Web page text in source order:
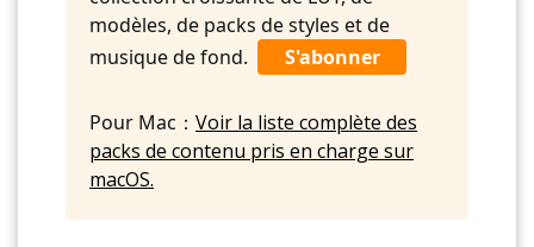
12. Sound Effect - Olive Oil Glug
13. Sound Effect - Pour Water In Hot Pan
14. Sound Effect - Pouring Cuppa
15. Sound Effect - Spoon & Cup
modèles, de packs de styles et de
musique de fond.
S'abonner
Pour Mac： Voir la liste complète des
packs de contenu pris en charge sur
macOS.